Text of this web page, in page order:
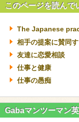
このページを読んで
The Japanese
相手の提案に賛同
友達に恋愛相談
仕事と健康
仕事の愚痴
Gabaマンツーマン